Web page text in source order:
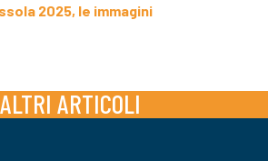
2025, le immagini
ALTRI ARTICOLI